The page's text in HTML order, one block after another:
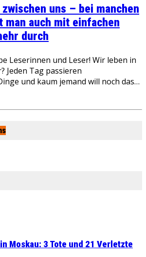
uns – bei manchen
man auch mit einfachen
durch
Leserinnen und Leser! Wir leben in
Jeden Tag passieren
und kaum jemand will noch das…
Moskau: 3 Tote und 21 Verletzte